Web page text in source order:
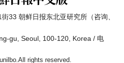
33 朝鲜日报东北亚研究所（咨询、
gu, Seoul, 100-120, Korea / 电
rights reserved.